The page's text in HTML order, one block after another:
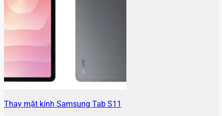
Thay mặt kính Samsung Tab S11